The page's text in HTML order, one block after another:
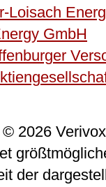
Loisach
GmbH
© 2026
der